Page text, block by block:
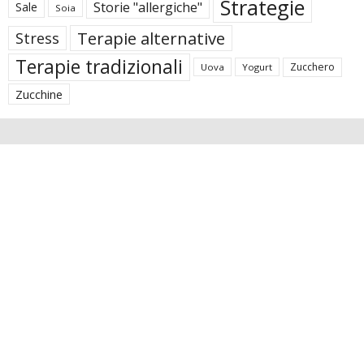
Sale Soia Storie "allergiche" Strategie
Stress Terapie alternative
Terapie tradizionali Uova Yogurt Zucchero
Zucchine